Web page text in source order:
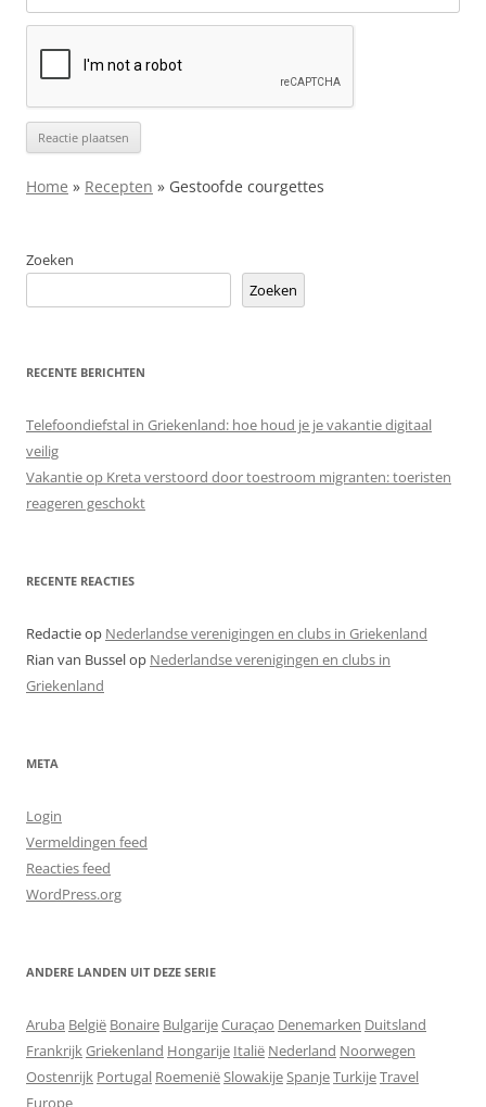
Home » Recepten » Gestoofde courgettes
Zoeken
Zoeken
RECENTE BERICHTEN
Telefoondiefstal in Griekenland: hoe houd je je vakantie digitaal
veilig
Vakantie op Kreta verstoord door toestroom migranten: toeristen
reageren geschokt
RECENTE REACTIES
Redactieop Nederlandse verenigingen en clubs in Griekenland
Rian van Busselop Nederlandse verenigingen en clubs in
Griekenland
META
Login
Vermeldingen feed
Reacties feed
WordPress.org
ANDERE LANDEN UIT DEZE SERIE
Aruba België Bonaire BulgarijeCuraçao Denemarken Duitsland
FrankrijkGriekenland Hongarije Italië Nederland Noorwegen
Oostenrijk Portugal RoemeniëSlowakijeSpanjeTurkijeTravel
Europe